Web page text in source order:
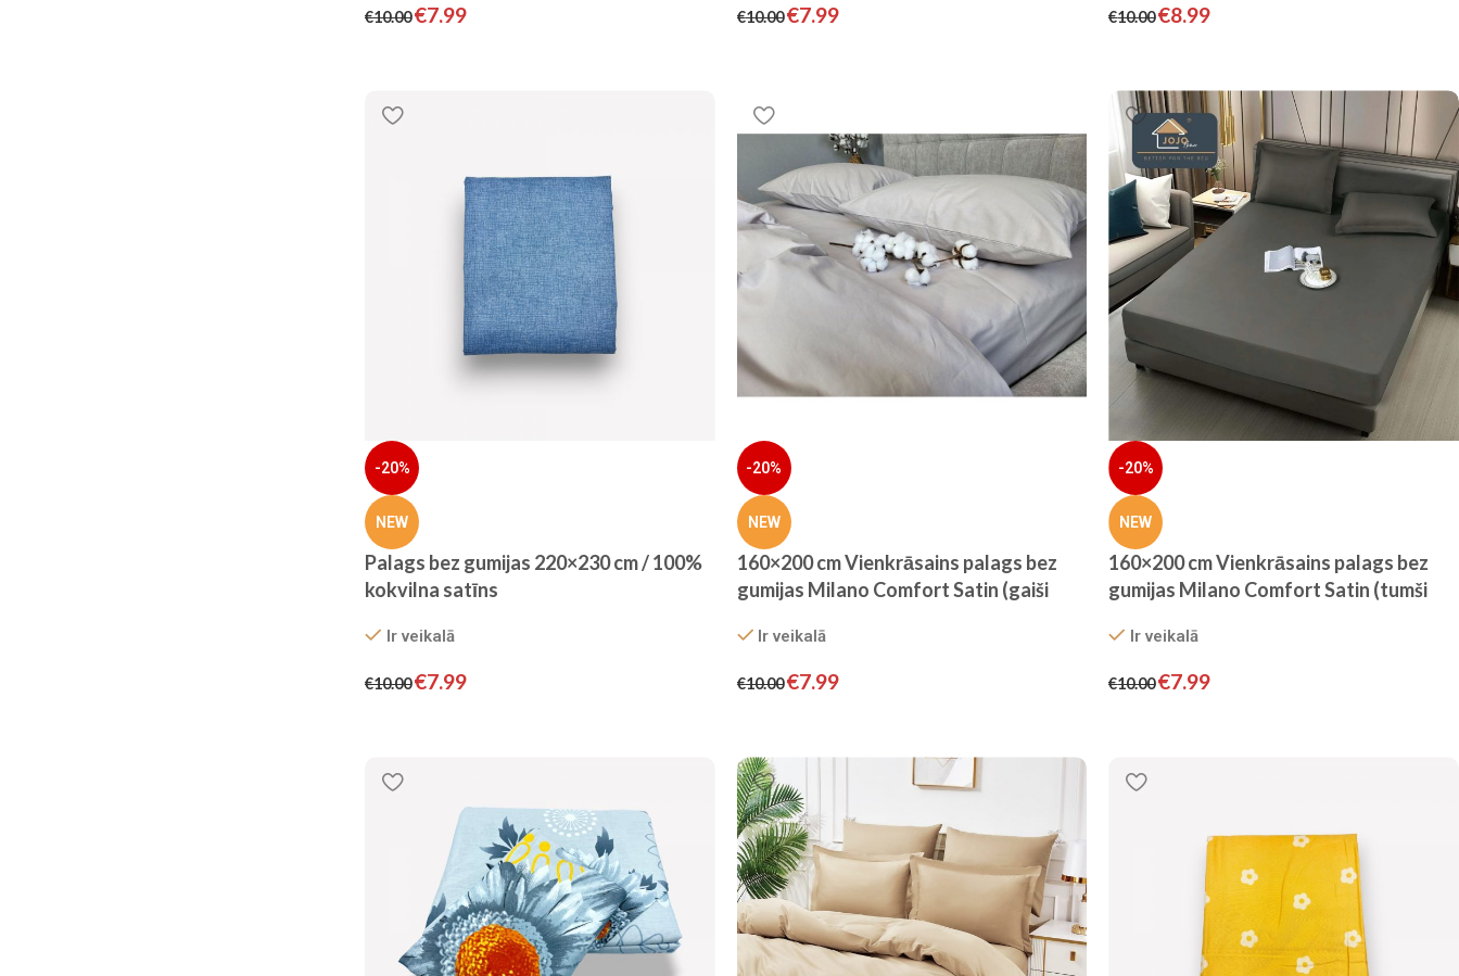
€10.00€7.99 €10.00€7.99 €10.00€8.99
-20%
NEW
Palags bez gumijas 220×230 cm / 100%
kokvilna satīns
Ir veikalā
€10.00€7.99
-20%
NEW
160×200 cm Vienkrāsains palags bez
gumijas Milano Comfort Satin (gaiši
Ir veikalā
€10.00€7.99
-20%
NEW
160×200 cm Vienkrāsains palags bez
gumijas Milano Comfort Satin (tumši
Ir veikalā
€10.00€7.99